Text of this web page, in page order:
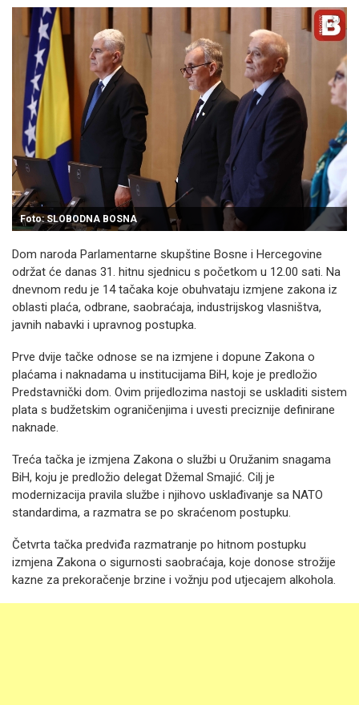
Foto: SLOBODNA BOSNA
Dom naroda Parlamentarne skupštine Bosne i Hercegovine
održat će danas 31. hitnu sjednicu s početkom u 12.00 sati. Na
dnevnom redu je 14 tačaka koje obuhvataju izmjene zakona iz
oblasti plaća, odbrane, saobraćaja, industrijskog vlasništva,
javnih nabavki i upravnog postupka.
Prve dvije tačke odnose se na izmjene i dopune Zakona o
plaćama i naknadama u institucijama BiH, koje je predložio
Predstavnički dom. Ovim prijedlozima nastoji se uskladiti sistem
plata s budžetskim ograničenjima i uvesti preciznije definirane
naknade.
Treća tačka je izmjena Zakona o službi u Oružanim snagama
BiH, koju je predložio delegat Džemal Smajić. Cilj je
modernizacija pravila službe i njihovo usklađivanje sa NATO
standardima, a razmatra se po skraćenom postupku.
Četvrta tačka predviđa razmatranje po hitnom postupku
izmjena Zakona o sigurnosti saobraćaja, koje donose strožije
kazne za prekoračenje brzine i vožnju pod utjecajem alkohola.